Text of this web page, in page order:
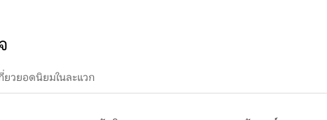
ยวยอดนิยมในละแวก